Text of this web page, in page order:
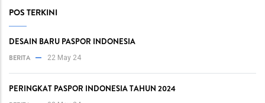
POS TERKINI
DESAIN BARU PASPOR INDONESIA
BERITA 22 May 24
PERINGKAT PASPOR INDONESIA TAHUN 2024